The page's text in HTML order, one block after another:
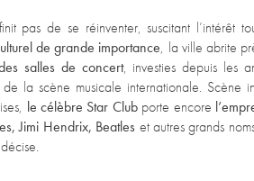
pas de se réinventer, suscitant l’intérêt
de grande importance, la ville abrite
salles de concert, investies depuis les
de la scène musicale internationale. Scène
le célèbre Star Clubporte encore
Jimi Hendrix, Beatles et autres grands